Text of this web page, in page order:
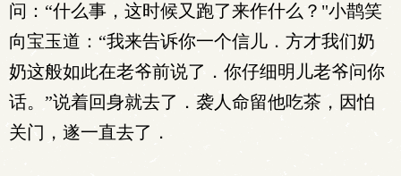
问：“什么事，这时候又跑了来作什么？"小鹊笑
向宝玉道：“我来告诉你一个信儿．方才我们奶
奶这般如此在老爷前说了．你仔细明儿老爷问你
话。”说着回身就去了．袭人命留他吃茶，因怕
关门，遂一直去了．